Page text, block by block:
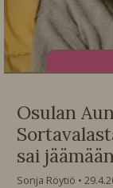
Osulan
sai
Sonja Röytiö